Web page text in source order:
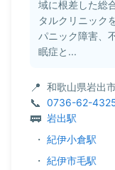
域に根差した総
タルクリニック
パニック障害、
眠症と...
和歌山県岩出
0736-62-
岩出駅
・ 紀伊小倉駅
・ 紀伊市毛駅